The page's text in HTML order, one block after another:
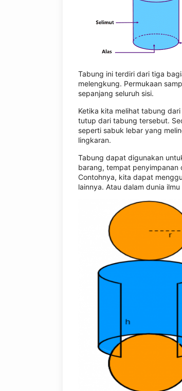
Tabung ini terdiri dari tiga
melengkung. Permukaan
sepanjang seluruh sisi.
Ketika kita melihat tabung
tutup dari tabung tersebut.
seperti sabuk lebar yang
lingkaran.
Tabung dapat digunakan
barang, tempat penyimpanan
Contohnya, kita dapat
lainnya. Atau dalam dunia